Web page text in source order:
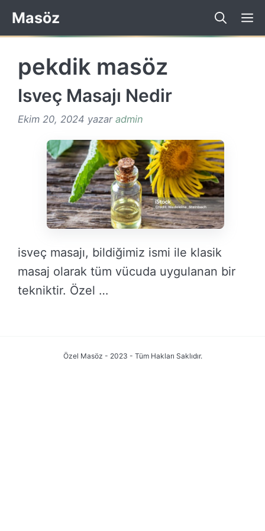
İçeriğe
atla
Masöz
pekdik masöz
Isveç Masajı Nedir
Ekim 20, 2024 yazar admin
isveç masajı, bildiğimiz ismi ile klasik
masaj olarak tüm vücuda uygulanan bir
tekniktir. Özel …
Özel Masöz - 2023 - Tüm Hakları Saklıdır.